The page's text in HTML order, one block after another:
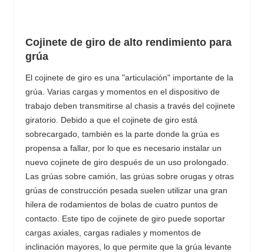
Cojinete de giro de alto rendimiento para
grúa
El cojinete de giro es una "articulación" importante de la
grúa. Varias cargas y momentos en el dispositivo de
trabajo deben transmitirse al chasis a través del cojinete
giratorio. Debido a que el cojinete de giro está
sobrecargado, también es la parte donde la grúa es
propensa a fallar, por lo que es necesario instalar un
nuevo cojinete de giro después de un uso prolongado.
Las grúas sobre camión, las grúas sobre orugas y otras
grúas de construcción pesada suelen utilizar una gran
hilera de rodamientos de bolas de cuatro puntos de
contacto. Este tipo de cojinete de giro puede soportar
cargas axiales, cargas radiales y momentos de
inclinación mayores, lo que permite que la grúa levante